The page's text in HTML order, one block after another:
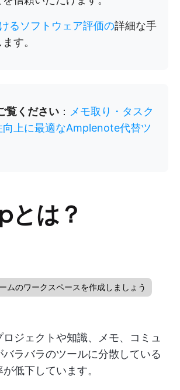
るソフトウェア評価の詳細な手
す。
覧ください ： メモ取り・タスク
向上に最適なAmplenote代替ツ
とは？
ムのワークスペースを作成しましょう
ジェクトや知識、メモ、コミュ
ラバラのツールに分散している
低下しています。